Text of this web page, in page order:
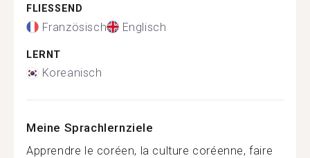
FLIESSEND
Französisch Englisch
LERNT
Koreanisch
Meine Sprachlernziele
Apprendre le coréen, la culture coréenne, faire